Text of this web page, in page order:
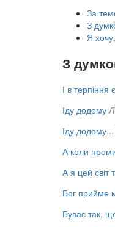
За
З
Я
З
І в
Іду додому
Іду
А коли
А я цей світ
Бог прийме
Буває так,